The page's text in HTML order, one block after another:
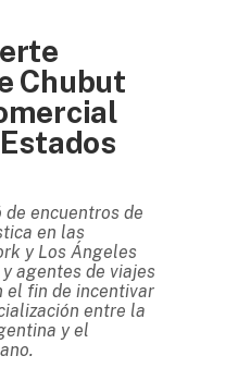
Chubut
encuentros de
en las
y Los Ángeles
agentes de viajes
el fin de incentivar
entre la
y el